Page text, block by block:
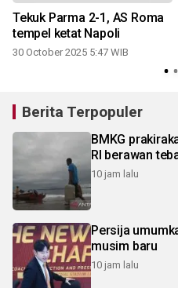
Tekuk Parma 2-1, AS Roma
tempel ketat Napoli
30 October 2025 5:47 WIB
Berita Terpopuler
BMKG
RI berawan
10 jam lalu
Persija
musim baru
10 jam lalu